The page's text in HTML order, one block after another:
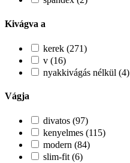
Kivágva a
kerek (271)
v (16)
nyakkivágás nélkül (4)
Vágja
divatos (97)
kenyelmes (115)
modern (84)
slim-fit (6)